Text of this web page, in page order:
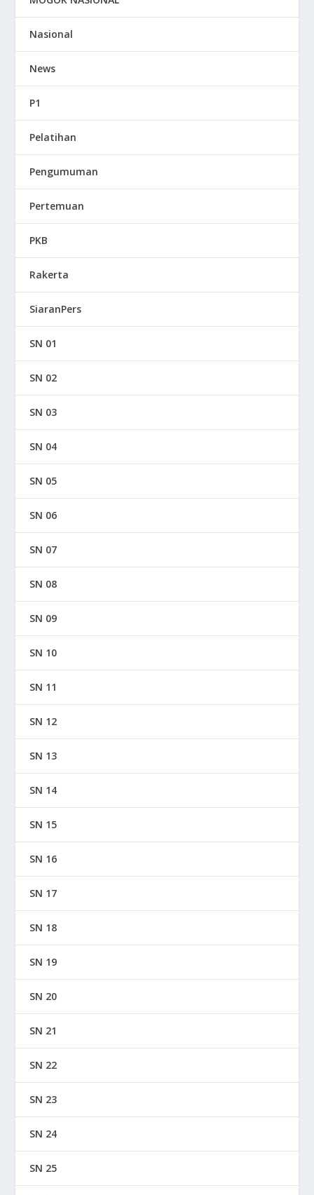
Nasional
News
P1
Pelatihan
Pengumuman
Pertemuan
PKB
Rakerta
SiaranPers
SN 01
SN 02
SN 03
SN 04
SN 05
SN 06
SN 07
SN 08
SN 09
SN 10
SN 11
SN 12
SN 13
SN 14
SN 15
SN 16
SN 17
SN 18
SN 19
SN 20
SN 21
SN 22
SN 23
SN 24
SN 25